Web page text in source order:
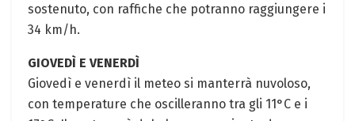
sostenuto, con raffiche che potranno raggiungere i
34 km/h.
GIOVEDÌ E VENERDÌ
Giovedì e venerdì il meteo si manterrà nuvoloso,
con temperature che oscilleranno tra gli 11°C e i